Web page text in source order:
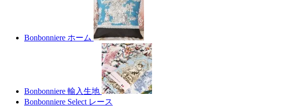
Bonbonniere ホーム
Bonbonniere 輸入生地
Bonbonniere Select レース